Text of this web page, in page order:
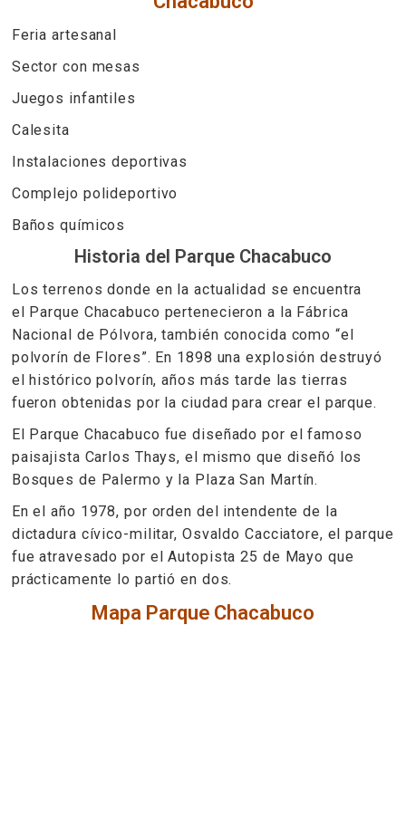
Feria artesanal
Sector con mesas
Juegos infantiles
Calesita
Instalaciones deportivas
Complejo polideportivo
Baños químicos
Historia del Parque Chacabuco
Los terrenos donde en la actualidad se encuentra
el Parque Chacabuco pertenecieron a la Fábrica
Nacional de Pólvora, también conocida como “el
polvorín de Flores”. En 1898 una explosión destruyó
el histórico polvorín, años más tarde las tierras
fueron obtenidas por la ciudad para crear el parque.
El Parque Chacabuco fue diseñado por el famoso
paisajista Carlos Thays, el mismo que diseñó los
Bosques de Palermo y la Plaza San Martín.
En el año 1978, por orden del intendente de la
dictadura cívico-militar, Osvaldo Cacciatore, el parque
fue atravesado por el Autopista 25 de Mayo que
prácticamente lo partió en dos.
Mapa Parque Chacabuco